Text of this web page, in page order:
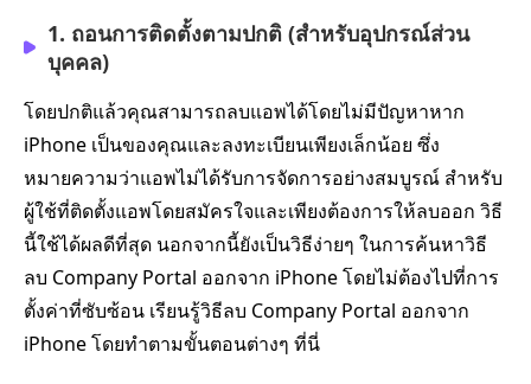
1. ถอนการติดตั้งตามปกติ (สำหรับอุปกรณ์ส่วน
บุคคล)
โดยปกติแล้วคุณสามารถลบแอพได้โดยไม่มีปัญหาหาก
iPhone เป็นของคุณและลงทะเบียนเพียงเล็กน้อย ซึ่ง
หมายความว่าแอพไม่ได้รับการจัดการอย่างสมบูรณ์ สำหรับ
ผู้ใช้ที่ติดตั้งแอพโดยสมัครใจและเพียงต้องการให้ลบออก วิธี
นี้ใช้ได้ผลดีที่สุด นอกจากนี้ยังเป็นวิธีง่ายๆ ในการค้นหาวิธี
ลบ Company Portal ออกจาก iPhone โดยไม่ต้องไปที่การ
ตั้งค่าที่ซับซ้อน เรียนรู้วิธีลบ Company Portal ออกจาก
iPhone โดยทำตามขั้นตอนต่างๆ ที่นี่